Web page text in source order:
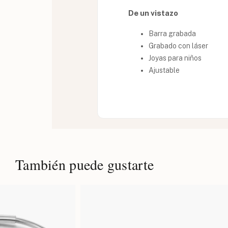
De un vistazo
Barra grabada
Grabado con láser
Joyas para niños
Ajustable
También puede gustarte